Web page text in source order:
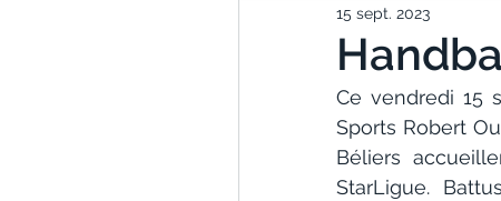
15 sept. 2023
Ce vendredi 15
Sports Robert
Béliers
StarLigue.